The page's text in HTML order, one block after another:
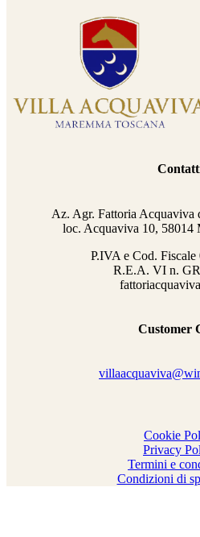
Az. Agr. Fattoria Acquaviva
loc. Acquaviva 10, 58014
P.IVA e Cod. Fiscale
R.E.A. VI n.
Customer
Cookie
Privacy
Termini e
Condizioni di